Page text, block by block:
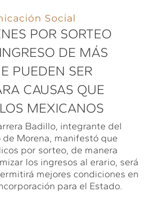
Social
POR SORTEO
DE MÁS
PUEDEN SER
CAUSAS QUE
MEXICANOS
Badillo, integrante del
Morena, manifestó que
por sorteo, de manera
los ingresos al erario, será
mejores condiciones en
para el Estado.